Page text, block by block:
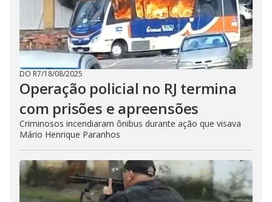
DO R7/18/08/2025
Operação policial no RJ termina
com prisões e apreensões
Criminosos incendiaram ônibus durante ação que visava
Mário Henrique Paranhos